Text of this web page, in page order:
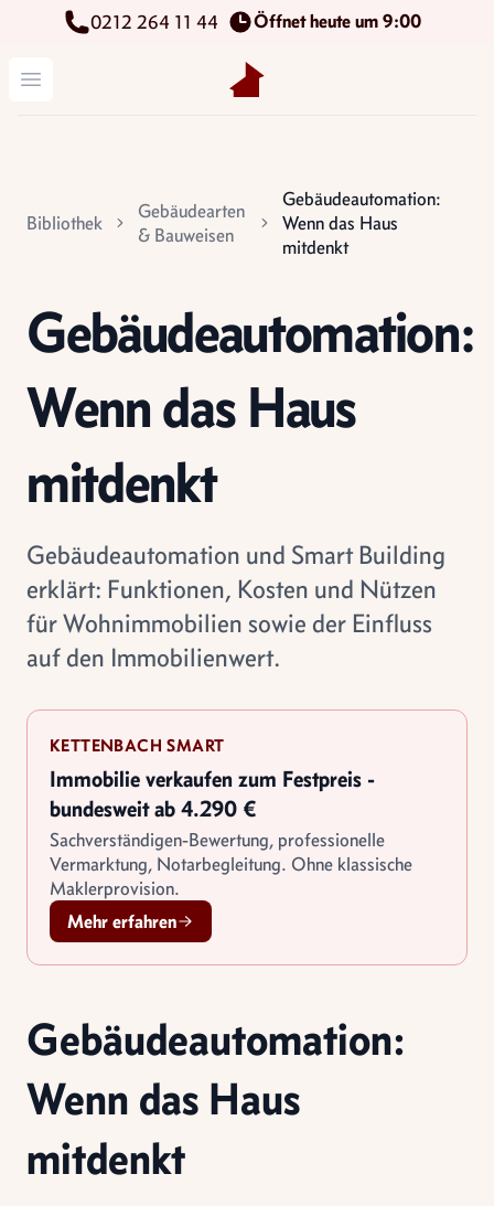
0212 264 11 44 Öffnet heute um 9:00
Menü öffnen Kettenbach Immobilien GmbH
Bibliothek
Gebäudearten
& Bauweisen
Gebäudeautomation:
Wenn das Haus
mitdenkt
Gebäudeautomation:
Wenn das Haus
mitdenkt
Gebäudeautomation und Smart Building
erklärt: Funktionen, Kosten und Nützen
für Wohnimmobilien sowie der Einfluss
auf den Immobilienwert.
KETTENBACH SMART
Immobilie verkaufen zum Festpreis -
bundesweit ab 4.290 €
Sachverständigen-Bewertung, professionelle
Vermarktung, Notarbegleitung. Ohne klassische
Maklerprovision.
Mehr erfahren
Gebäudeautomation:
Wenn das Haus
mitdenkt